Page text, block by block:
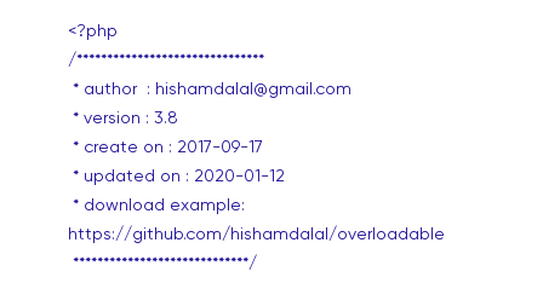
<?php
/*******************************
* author : hishamdalal@gmail.com
* version : 3.8
* create on : 2017-09-17
* updated on : 2020-01-12
* download example:
https://github.com/hishamdalal/overloadable
*****************************/